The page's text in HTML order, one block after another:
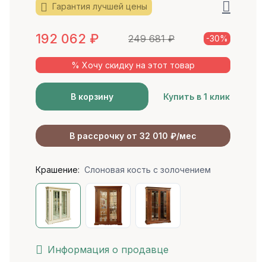
Гарантия лучшей цены
192 062 ₽ 249 681₽ -30%
% Хочу скидку на этот товар
В корзину Купить в 1 клик
В рассрочку от 32 010 ₽/мес
Крашение: Слоновая кость с золочением
Информация о продавце